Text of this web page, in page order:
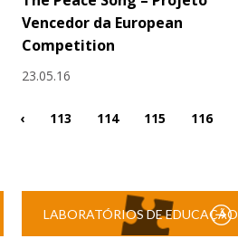
Vencedor da European
Competition
23.05.16
‹ 113 114 115 116
LABORATÓRIOS DE EDUCAÇÃO